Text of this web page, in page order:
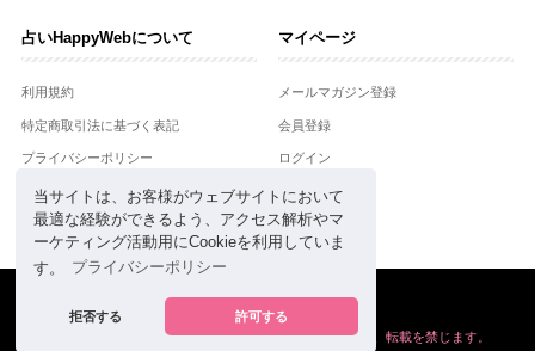
当サイトは、お客様がウェブサイトにおいて
最適な経験ができるよう、アクセス解析やマ
ーケティング活動用にCookieを利用していま
す。
プライバシーポリシー
拒否する 許可する
占いHappyWebについて
利用規約
特定商取引法に基づく表記
プライバシーポリシー
運営会社
お問合せ
マイページ
メールマガジン登録
会員登録
ログイン
powered by
掲載の情報や画像など、すべてのコンテンツの無断複写、転載を禁じます。